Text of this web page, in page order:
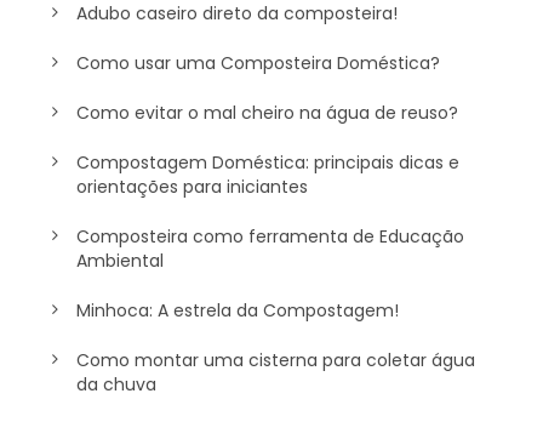
Adubo caseiro direto da composteira!
Como usar uma Composteira Doméstica?
Como evitar o mal cheiro na água de reuso?
Compostagem Doméstica: principais dicas e
orientações para iniciantes
Composteira como ferramenta de Educação
Ambiental
Minhoca: A estrela da Compostagem!
Como montar uma cisterna para coletar água
da chuva